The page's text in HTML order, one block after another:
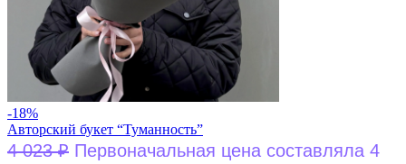
-18%
Авторский букет “Туманность”
4 023₽ Первоначальная цена составляла 4